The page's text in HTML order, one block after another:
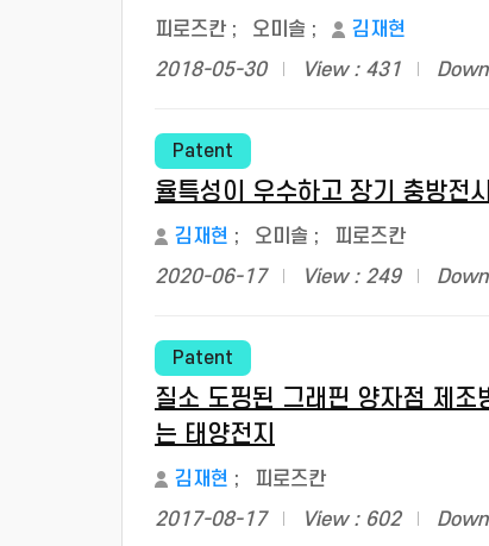
피로즈칸 ; 오미솔 ;
김재현
2018-05-30
View : 431
Patent
율특성이 우수하고 장기 충방전
김재현 ; 오미솔 ;
피로즈칸
2020-06-17
View : 249
Patent
질소 도핑된 그래핀 양자점 제
는 태양전지
김재현 ;
피로즈칸
2017-08-17
View : 602